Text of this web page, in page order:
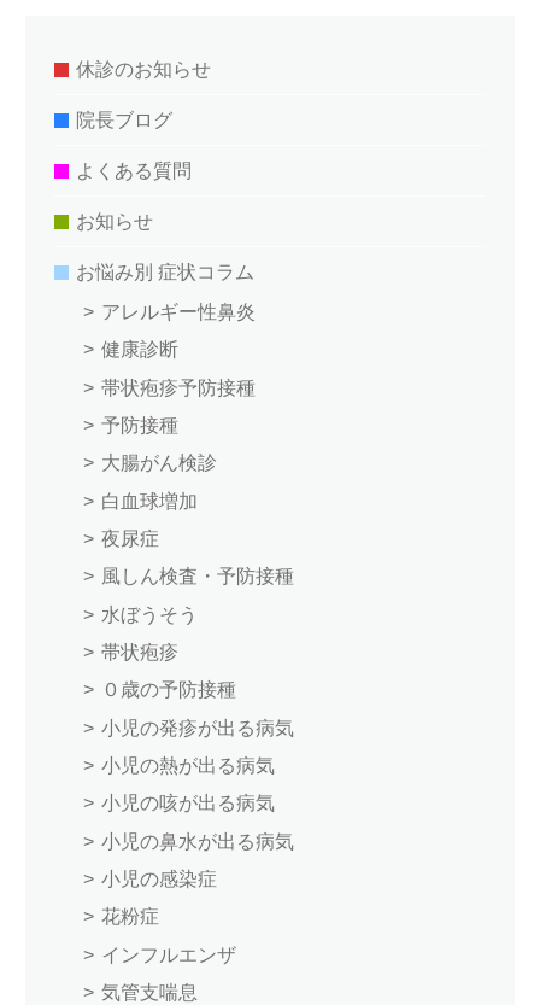
休診のお知らせ
院長ブログ
よくある質問
お知らせ
お悩み別 症状コラム
アレルギー性鼻炎
健康診断
帯状疱疹予防接種
予防接種
大腸がん検診
白血球増加
夜尿症
風しん検査・予防接種
水ぼうそう
帯状疱疹
０歳の予防接種
小児の発疹が出る病気
小児の熱が出る病気
小児の咳が出る病気
小児の鼻水が出る病気
小児の感染症
花粉症
インフルエンザ
気管支喘息